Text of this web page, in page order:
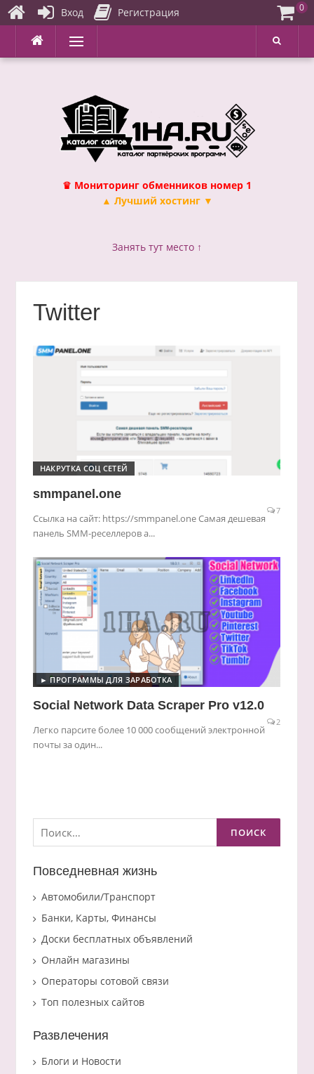
Перейти
содержимому
Меню
♛ Мониторинг обменников номер 1
▲ Лучший хостинг ▼
Занять тут место ↑
Twitter
НАКРУТКА СОЦ СЕТЕЙ
smmpanel.one
7
Ссылка на сайт: https://smmpanel.one Самая дешевая
панель SMM-реселлеров а...
► ПРОГРАММЫ ДЛЯ ЗАРАБОТКА
Social Network Data Scraper Pro v12.0
2
Легко парсите более 10 000 сообщений электронной
почты за один...
Найти:
Повседневная жизнь
Автомобили/Транспорт
Банки, Карты, Финансы
Доски бесплатных объявлений
Онлайн магазины
Операторы сотовой связи
Топ полезных сайтов
Развлечения
Блоги и Новости
Вход Регистрация 0